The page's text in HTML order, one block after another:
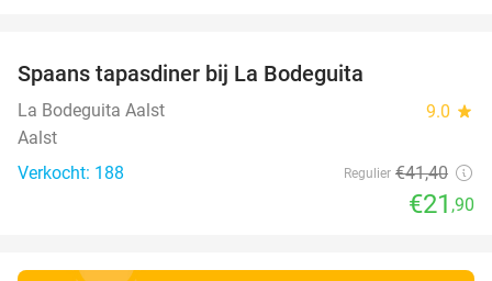
Spaans tapasdiner bij La Bodeguita
La Bodeguita Aalst 9.0 star
Aalst
Verkocht: 188
Regulier €41,40
€21 ,90